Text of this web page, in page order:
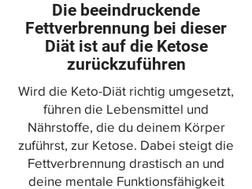
Die beeindruckende
Fettverbrennung bei dieser
Diät ist auf die Ketose
zurückzuführen
Wird die Keto-Diät richtig umgesetzt,
führen die Lebensmittel und
Nährstoffe, die du deinem Körper
zuführst, zur Ketose. Dabei steigt die
Fettverbrennung drastisch an und
deine mentale Funktionsfähigkeit